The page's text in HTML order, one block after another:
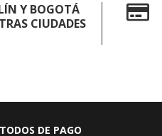
Y BOGOTÁ
CIUDADES
DE PAGO